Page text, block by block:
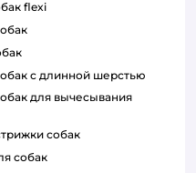
flexi
с длинной шерстью
собак
собак